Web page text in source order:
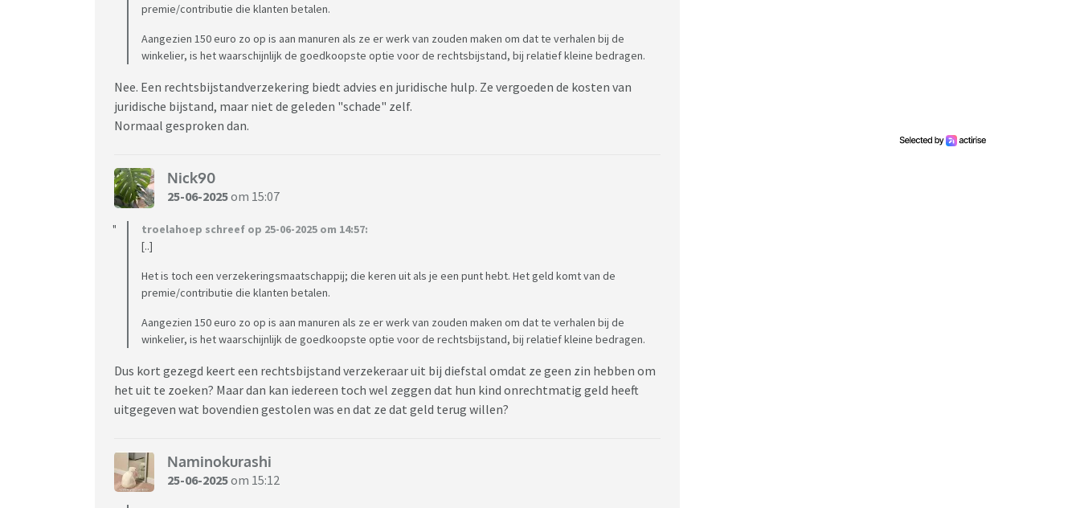
premie/contributie die klanten betalen.
Aangezien 150 euro zo op is aan manuren als ze er werk van zouden maken om dat te verhalen bij de
winkelier, is het waarschijnlijk de goedkoopste optie voor de rechtsbijstand, bij relatief kleine bedragen.
Nee. Een rechtsbijstandverzekering biedt advies en juridische hulp. Ze vergoeden de kosten van
juridische bijstand, maar niet de geleden "schade" zelf.
Normaal gesproken dan.
Nick90
25-06-2025om 15:07
troelahoep schreef op 25-06-2025 om 14:57:
[..]
Het is toch een verzekeringsmaatschappij; die keren uit als je een punt hebt. Het geld komt van de
premie/contributie die klanten betalen.
Aangezien 150 euro zo op is aan manuren als ze er werk van zouden maken om dat te verhalen bij de
winkelier, is het waarschijnlijk de goedkoopste optie voor de rechtsbijstand, bij relatief kleine bedragen.
Dus kort gezegd keert een rechtsbijstand verzekeraar uit bij diefstal omdat ze geen zin hebben om
het uit te zoeken? Maar dan kan iedereen toch wel zeggen dat hun kind onrechtmatig geld heeft
uitgegeven wat bovendien gestolen was en dat ze dat geld terug willen?
Naminokurashi
25-06-2025om 15:12